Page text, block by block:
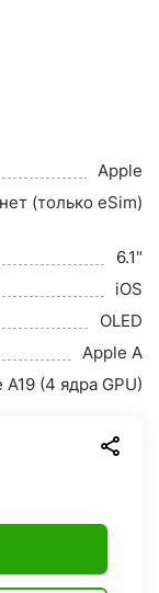
Apple
нет (только eSim)
6.1"
iOS
OLED
Apple A
A19 (4 ядра GPU)